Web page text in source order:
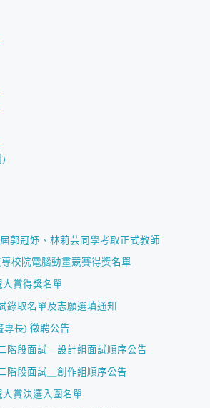
郭冠妤、林莉芸同學考取正式教師
專校院電腦動畫競賽得獎名單
大賞得獎名單
錄取名單及志願選填通知
專長) 徵聘公告
階段面試＿設計組面試順序公告
階段面試＿創作組順序公告
大賞決選入圍名單